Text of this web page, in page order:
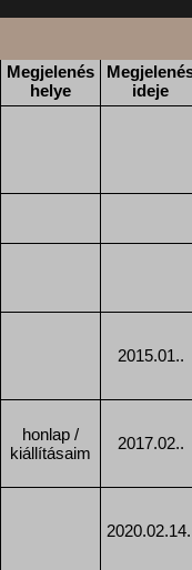
Megjelenés
helye
ideje
2015.01..
honlap /
kiállításaim
2017.02..